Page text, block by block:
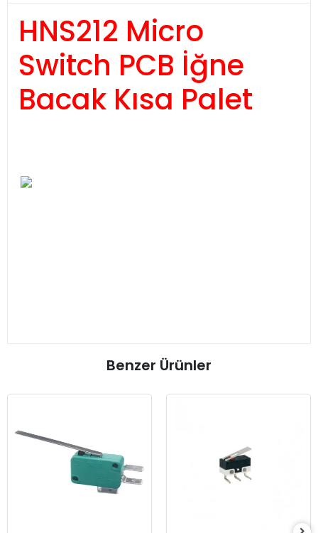
HNS212 Micro
Switch PCB İğne
Bacak Kısa Palet
Benzer Ürünler